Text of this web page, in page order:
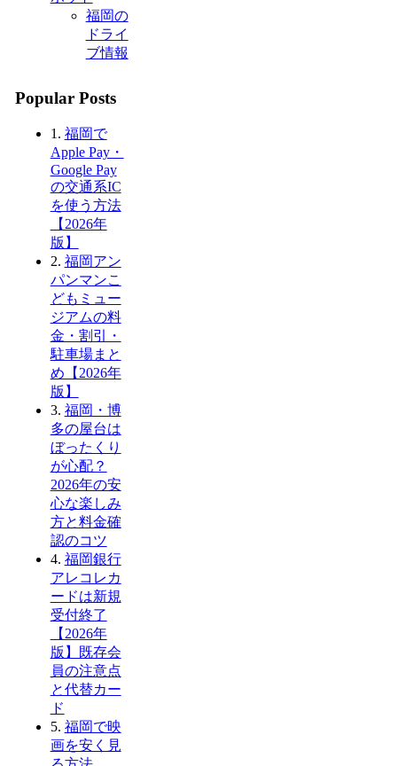
福岡の
ドライ
ブ情報
Popular Posts
1. 福岡で
Apple Pay・
Google Pay
の交通系IC
を使う方法
【2026年
版】
2. 福岡アン
パンマンこ
どもミュー
ジアムの料
金・割引・
駐車場まと
め【2026年
版】
3. 福岡・博
多の屋台は
ぼったくり
が心配？
2026年の安
心な楽しみ
方と料金確
認のコツ
4. 福岡銀行
アレコレカ
ードは新規
受付終了
【2026年
版】既存会
員の注意点
と代替カー
ド
5. 福岡で映
画を安く見